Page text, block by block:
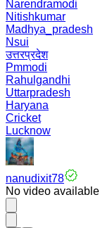
Narendramodi
Nitishkumar
Madhya_pradesh
Nsui
उत्तरप्रदेश
Pmmodi
Rahulgandhi
Uttarpradesh
Haryana
Cricket
Lucknow
nanudixit78
No video available